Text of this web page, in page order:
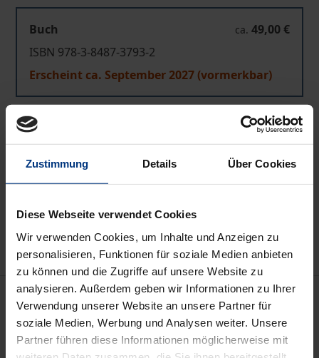
Zustimmung Details Über Cookies
Diese Webseite verwendet Cookies
Wir verwenden Cookies, um Inhalte und Anzeigen zu
personalisieren, Funktionen für soziale Medien anbieten
zu können und die Zugriffe auf unsere Website zu
analysieren. Außerdem geben wir Informationen zu Ihrer
Verwendung unserer Website an unsere Partner für
soziale Medien, Werbung und Analysen weiter. Unsere
Partner führen diese Informationen möglicherweise mit
Buch ca. 49,00 €
ISBN 978-3-8487-3793-2
Erscheint ca. September 2027 (vormerkbar)
Preisangaben inkl. MwSt. Abhängig von der Lieferadresse
Hinweise zu Versandkosten
Beschreibung
Das Recht der Welthandelsorganisationen (World